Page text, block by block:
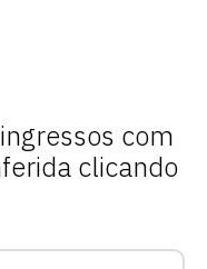
com
clicando
que você